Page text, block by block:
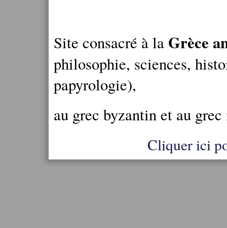
Site consacré à la Grèce
philosophie, sciences,
papyrologie),
au grec byzantin et au
Cliquer ici